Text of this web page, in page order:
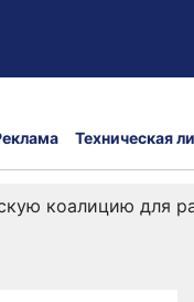
Техническая
коалицию для